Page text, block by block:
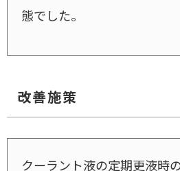
態でした。
改善施策
クーラント液の定期更液時